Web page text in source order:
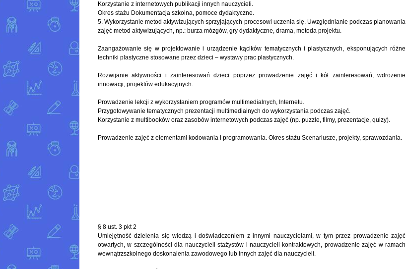
Korzystanie z internetowych publikacji innych nauczycieli.
Okres stażu Dokumentacja szkolna, pomoce dydaktyczne.
5. Wykorzystanie metod aktywizujących sprzyjających procesowi uczenia się. Uwzględnianie podczas planowania
zajęć metod aktywizujących, np.: burza mózgów, gry dydaktyczne, drama, metoda projektu.
Zaangażowanie się w projektowanie i urządzenie kącików tematycznych i plastycznych, eksponujących różne
techniki plastyczne stosowane przez dzieci – wystawy prac plastycznych.
Rozwijanie aktywności i zainteresowań dzieci poprzez prowadzenie zajęć i kół zainteresowań, wdrożenie
innowacji, projektów edukacyjnych.
Prowadzenie lekcji z wykorzystaniem programów multimedialnych, Internetu.
Przygotowywanie tematycznych prezentacji multimedialnych do wykorzystania podczas zajęć.
Korzystanie z multibooków oraz zasobów internetowych podczas zajęć (np. puzzle, filmy, prezentacje, quizy).
Prowadzenie zajęć z elementami kodowania i programowania. Okres stażu Scenariusze, projekty, sprawozdania.
§ 8 ust. 3 pkt 2
Umiejętność dzielenia się wiedzą i doświadczeniem z innymi nauczycielami, w tym przez prowadzenie zajęć
otwartych, w szczególności dla nauczycieli stażystów i nauczycieli kontraktowych, prowadzenie zajęć w ramach
wewnątrzszkolnego doskonalenia zawodowego lub innych zajęć dla nauczycieli.